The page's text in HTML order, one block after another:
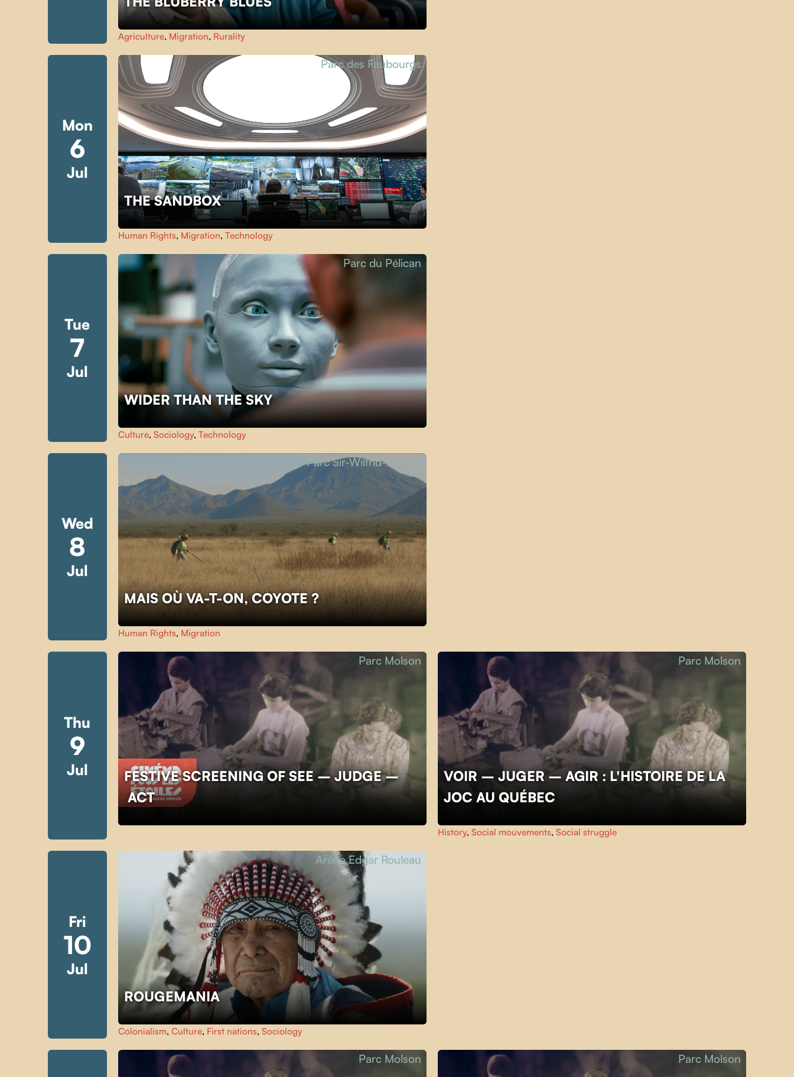
Agriculture, Migration, Rurality
Mon
6
Jul
THE SANDBOX
Parc des Faubourgs
Human Rights, Migration, Technology
Tue
7
Jul
WIDER THAN THE SKY
Parc du Pélican
Culture, Sociology, Technology
Wed
8
Jul
MAIS OÙ VA-T-ON, COYOTE ?
Parc Sir-Wilfrid-Laurier
Human Rights, Migration
Thu
9
Jul
FESTIVE SCREENING OF SEE – JUDGE –
ACT
Parc Molson
VOIR – JUGER – AGIR : L'HISTOIRE DE LA
JOC AU QUÉBEC
Parc Molson
History, Social mouvements, Social struggle
Fri
10
Jul
ROUGEMANIA
Aréna Edgar Rouleau
Colonialism, Culture, First nations, Sociology
Parc Molson Parc Molson